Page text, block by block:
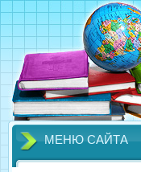
МЕНЮ САЙТА